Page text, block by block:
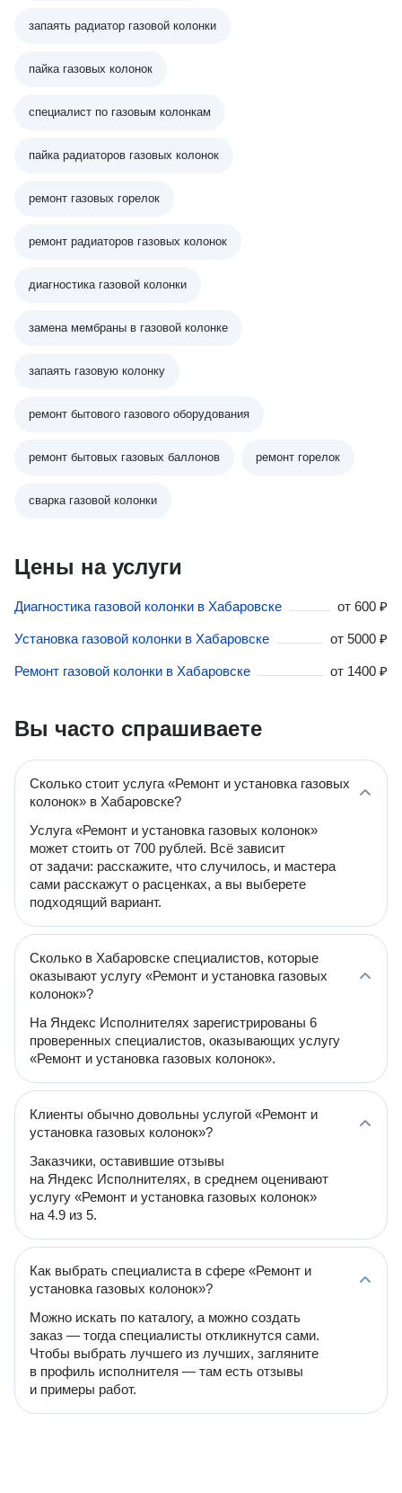
запаять радиатор газовой колонки
пайка газовых колонок
специалист по газовым колонкам
пайка радиаторов газовых колонок
ремонт газовых горелок
ремонт радиаторов газовых колонок
диагностика газовой колонки
замена мембраны в газовой колонке
запаять газовую колонку
ремонт бытового газового оборудования
ремонт бытовых газовых баллонов ремонт горелок
сварка газовой колонки
Цены на услуги
Диагностика газовой колонки в Хабаровске от 600 ₽
Установка газовой колонки в Хабаровске от 5000 ₽
Ремонт газовой колонки в Хабаровске от 1400 ₽
Вы часто спрашиваете
Сколько стоит услуга «Ремонт и установка газовых
колонок» в Хабаровске?
Услуга «Ремонт и установка газовых колонок»
может стоить от 700 рублей. Всё зависит
от задачи: расскажите, что случилось, и мастера
сами расскажут о расценках, а вы выберете
подходящий вариант.
Сколько в Хабаровске специалистов, которые
оказывают услугу «Ремонт и установка газовых
колонок»?
На Яндекс Исполнителях зарегистрированы 6
проверенных специалистов, оказывающих услугу
«Ремонт и установка газовых колонок».
Клиенты обычно довольны услугой «Ремонт и
установка газовых колонок»?
Заказчики, оставившие отзывы
на Яндекс Исполнителях, в среднем оценивают
услугу «Ремонт и установка газовых колонок»
на 4.9 из 5.
Как выбрать специалиста в сфере «Ремонт и
установка газовых колонок»?
Можно искать по каталогу, а можно создать
заказ — тогда специалисты откликнутся сами.
Чтобы выбрать лучшего из лучших, загляните
в профиль исполнителя — там есть отзывы
и примеры работ.